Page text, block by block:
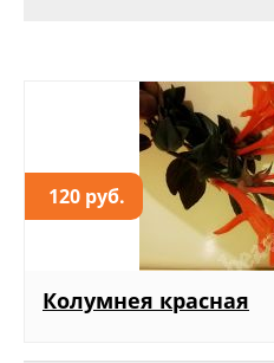
120 руб.
Колумнея красная